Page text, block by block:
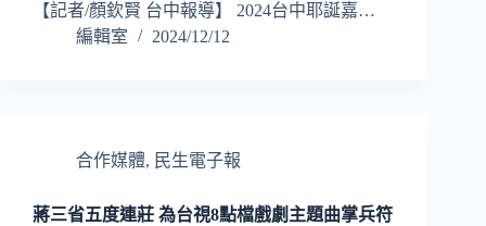
【記者/顏欽賢 台中報導】 2024台中耶誕嘉…
編輯室
2024/12/12
合作媒體, 民生電子報
蔣三省五度連莊 為台視8點檔戲劇主題曲掌兵符